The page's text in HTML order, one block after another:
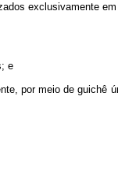
exclusivamente
e
por meio de guichê